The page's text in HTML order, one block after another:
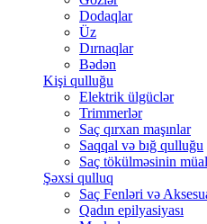
Dodaqlar
Üz
Dırnaqlar
Bədən
Kişi qulluğu
Elektrik ülgüclər
Trimmerlər
Saç qırxan maşınlar
Saqqal və bığ qulluğu
Saç tökülməsinin
Şəxsi qulluq
Saç Fenləri və
Qadın epilyasiyası